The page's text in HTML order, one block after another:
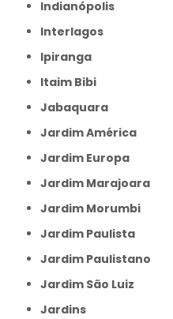
Indianópolis
Interlagos
Ipiranga
Itaim Bibi
Jabaquara
Jardim América
Jardim Europa
Jardim Marajoara
Jardim Morumbi
Jardim Paulista
Jardim Paulistano
Jardim São Luiz
Jardins